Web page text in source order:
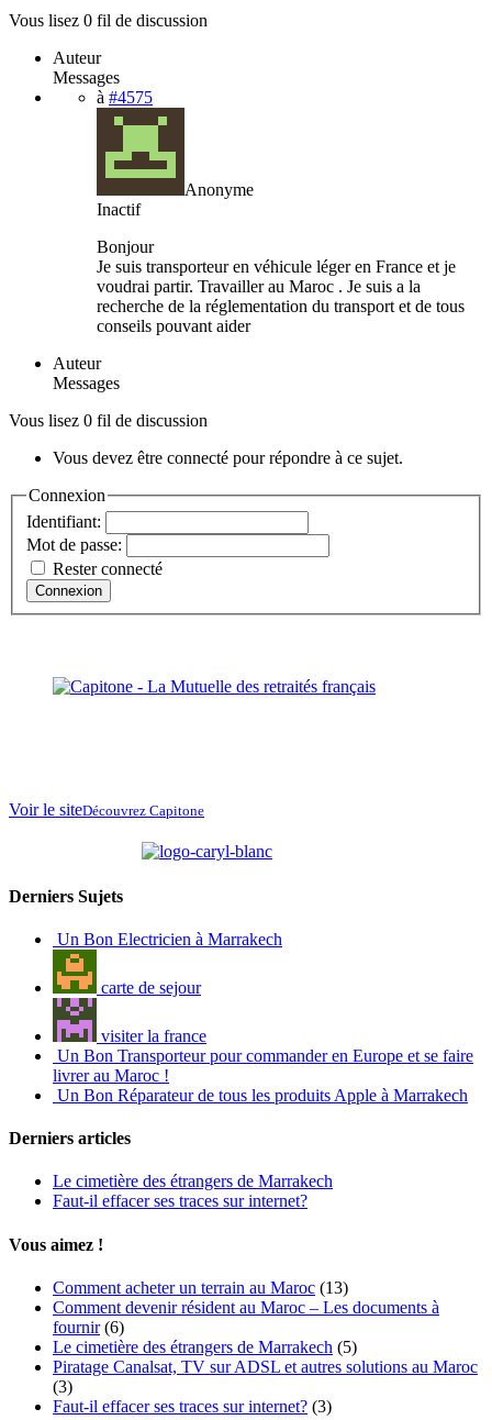
Vous lisez 0 fil de discussion
Auteur
Messages
à #4575
Anonyme
Inactif
Bonjour
Je suis transporteur en véhicule léger en France et je
voudrai partir. Travailler au Maroc . Je suis a la
recherche de la réglementation du transport et de tous
conseils pouvant aider
Auteur
Messages
Vous lisez 0 fil de discussion
Vous devez être connecté pour répondre à ce sujet.
Connexion
Identifiant:
Mot de passe:
Rester connecté
Connexion
Voir le siteDécouvrez Capitone
Derniers Sujets
Un Bon Electricien à Marrakech
carte de sejour
visiter la france
Un Bon Transporteur pour commander en Europe et se faire
livrer au Maroc !
Un Bon Réparateur de tous les produits Apple à Marrakech
Derniers articles
Le cimetière des étrangers de Marrakech
Faut-il effacer ses traces sur internet?
Vous aimez !
Comment acheter un terrain au Maroc (13)
Comment devenir résident au Maroc – Les documents à
fournir (6)
Le cimetière des étrangers de Marrakech (5)
Piratage Canalsat, TV sur ADSL et autres solutions au Maroc
(3)
Faut-il effacer ses traces sur internet? (3)